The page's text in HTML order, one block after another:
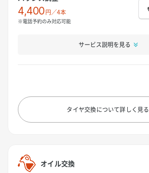
4,400円／4本
※電話予約のみ対応可能
サービス説明を見る
タイヤ交換について詳しく見る
オイル交換